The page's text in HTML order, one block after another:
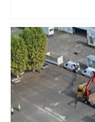
Municipales 2026 à
cantines gratuites,
l’alimentation, bio…
propositions pour
alimentation –